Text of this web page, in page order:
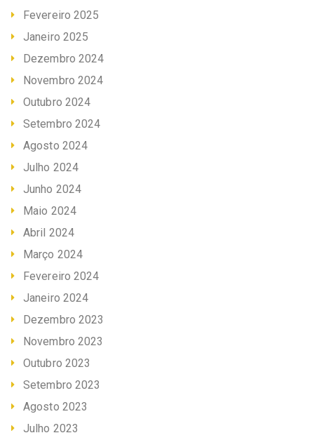
Fevereiro 2025
Janeiro 2025
Dezembro 2024
Novembro 2024
Outubro 2024
Setembro 2024
Agosto 2024
Julho 2024
Junho 2024
Maio 2024
Abril 2024
Março 2024
Fevereiro 2024
Janeiro 2024
Dezembro 2023
Novembro 2023
Outubro 2023
Setembro 2023
Agosto 2023
Julho 2023